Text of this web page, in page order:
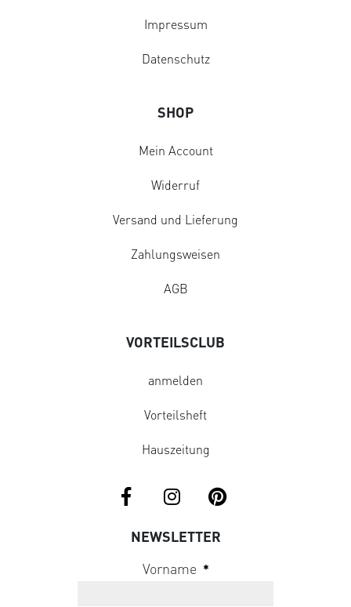
Impressum
Datenschutz
SHOP
Mein Account
Widerruf
Versand und Lieferung
Zahlungsweisen
AGB
VORTEILSCLUB
anmelden
Vorteilsheft
Hauszeitung
NEWSLETTER
Vorname *